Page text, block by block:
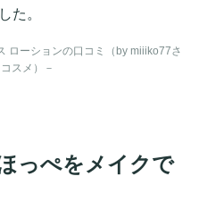
た。
ローションの口コミ（by miiiko77さ
スメ）－
っぺをメイクで